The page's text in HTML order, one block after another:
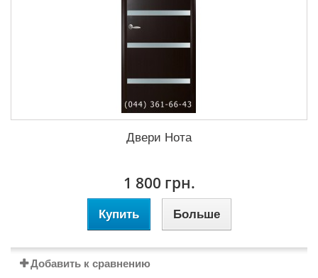
Двери Нота
1 800 грн.
Купить Больше
Добавить к сравнению